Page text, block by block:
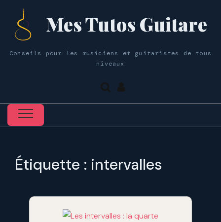
Mes Tutos Guitare
Conseils pour les musiciens et guitaristes de tous
niveaux
Étiquette : intervalles